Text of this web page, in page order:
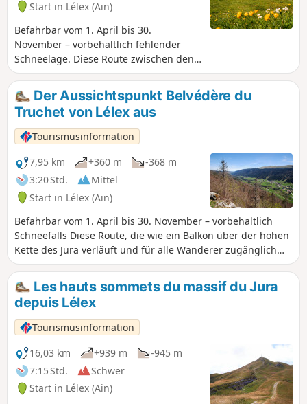
Start in Lélex (Ain)
Befahrbar vom 1. April bis 30.
November – vorbehaltlich fehlender
Schneelage. Diese Route zwischen den
Hochebenen und Bergkämmen des Jura
bietet vom Juragebirge aus einen
zauberhaften Blick auf die Alpenkette.
Eine Route zwischen Geheimnis, Magie
und Entdeckung.... Bitte beachten Sie,
dass ein Teil der Wanderung durch ein
Schutzgebiet führt.Ein Teil der Strecke
führt durch das Nationale
Naturschutzgebiet Haute Chaîne du
Jura, für das besondere Vorschriften
gelten.Hunde sind verboten, auch wenn
sie an der Leine geführt werden,
ebenso wie Biwakieren.Bitte halten Sie
sich an diese Regeln, um den Reichtum
dieser außergewöhnlichen Umgebung
zu bewahren.
Der Aussichtspunkt Belvédère du
Truchet von Lélex aus
Tourismusinformation
7,95 km
+360 m
-368 m
3:20 Std.
Mittel
Start in Lélex (Ain)
Befahrbar vom 1. April bis 30. November – vorbehaltlich
Schneefalls Diese Route, die wie ein Balkon über der hohen
Kette des Jura verläuft und für alle Wanderer zugänglich
ist, bietet einen Panoramablick auf das Tal der Valserine,
darunter Lélex, sowie auf die hohe Kette des Jura.
Les hauts sommets du massif du Jura
depuis Lélex
Tourismusinformation
16,03 km
+939 m
-945 m
7:15 Std.
Schwer
Start in Lélex (Ain)